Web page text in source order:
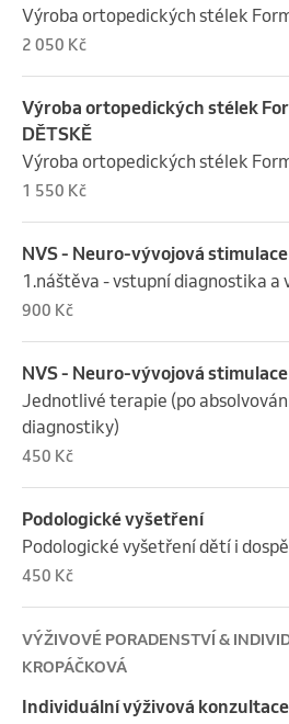
Výroba ortopedických stélek
2 050 Kč
Výroba ortopedických stélek
DĚTSKĚ
Výroba ortopedických stélek
1 550 Kč
NVS - Neuro-vývojová
1.náštěva - vstupní diagnostika a
900 Kč
NVS - Neuro-vývojová stimulace
Jednotlivé terapie (po
diagnostiky)
450 Kč
Podologické vyšetření
Podologické vyšetření dětí i
450 Kč
VÝŽIVOVÉ PORADENSTVÍ &
KROPÁČKOVÁ
Individuální výživová konzultace